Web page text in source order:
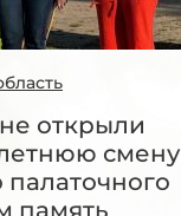
открыли
смену
палаточного